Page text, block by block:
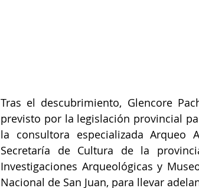
Tras el descubrimiento, Glencore
previsto por la legislación provincial
la consultora especializada
Secretaría de Cultura de la
Investigaciones Arqueológicas y
Nacional de San Juan, para llevar